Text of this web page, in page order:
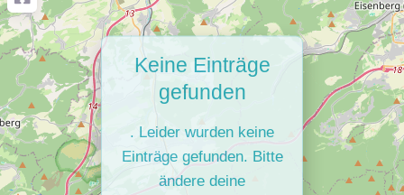
Keine Einträge
gefunden
. Leider wurden keine
Einträge gefunden. Bitte
ändere deine